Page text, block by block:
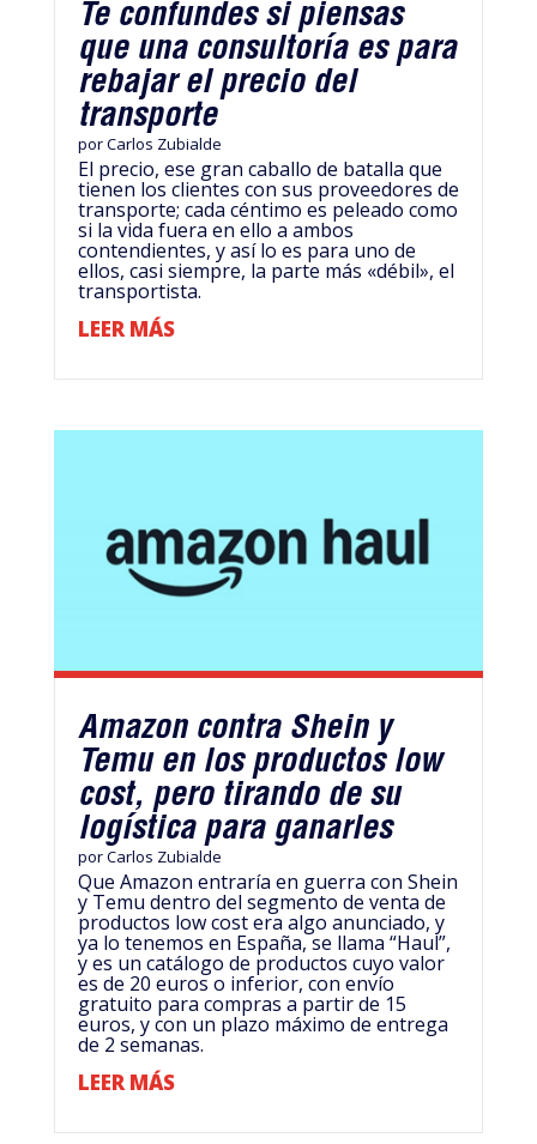
Te confundes si piensas
que una consultoría es para
rebajar el precio del
transporte
porCarlos Zubialde
El precio, ese gran caballo de batalla que
tienen los clientes con sus proveedores de
transporte; cada céntimo es peleado como
si la vida fuera en ello a ambos
contendientes, y así lo es para uno de
ellos, casi siempre, la parte más «débil», el
transportista.
LEER MÁS
Amazon contra Shein y
Temu en los productos low
cost, pero tirando de su
logística para ganarles
porCarlos Zubialde
Que Amazon entraría en guerra con Shein
y Temu dentro del segmento de venta de
productos low cost era algo anunciado, y
ya lo tenemos en España, se llama “Haul”,
y es un catálogo de productos cuyo valor
es de 20 euros o inferior, con envío
gratuito para compras a partir de 15
euros, y con un plazo máximo de entrega
de 2 semanas.
LEER MÁS